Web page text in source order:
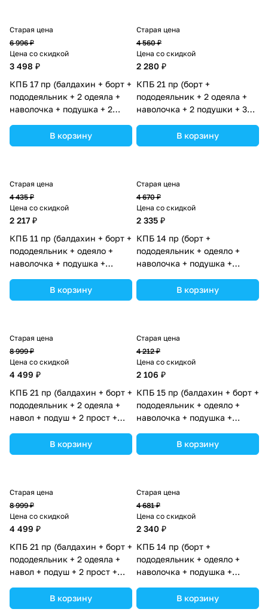
Старая цена
6 996 ₽
Цена со скидкой
3 498 ₽
КПБ 17 пр (балдахин + борт +
пододеяльник + 2 одеяла +
наволочка + подушка + 2
О-1_02) цвета в
ассортименте.
В корзину
Старая цена
4 560 ₽
Цена со скидкой
2 280 ₽
КПБ 21 пр (борт +
пододеяльник + 2 одеяла +
наволочка + 2 подушки + 3
(№1150-О-1бб_02) цвета в
ассортименте.
В корзину
Старая цена
4 435 ₽
Цена со скидкой
2 217 ₽
КПБ 11 пр (балдахин + борт +
пододеяльник + одеяло +
наволочка + подушка +
(№1154-0-1) цвета в
ассортименте.
В корзину
Старая цена
4 670 ₽
Цена со скидкой
2 335 ₽
КПБ 14 пр (борт +
пододеяльник + одеяло +
наволочка + подушка +
1бб_02) цвета в
ассортименте.
В корзину
Старая цена
8 999 ₽
Цена со скидкой
4 499 ₽
КПБ 21 пр (балдахин + борт +
пододеяльник + 2 одеяла +
навол + подуш + 2 прост +
О-1_16) цвета в
ассортименте.
В корзину
Старая цена
4 212 ₽
Цена со скидкой
2 106 ₽
КПБ 15 пр (балдахин + борт +
пододеяльник + одеяло +
наволочка + подушка +
0-1_05) цвета в
ассортименте.
В корзину
Старая цена
8 999 ₽
Цена со скидкой
4 499 ₽
КПБ 21 пр (балдахин + борт +
пододеяльник + 2 одеяла +
навол + подуш + 2 прост +
О-1_29) цвета в
ассортименте.
В корзину
Старая цена
4 681 ₽
Цена со скидкой
2 340 ₽
КПБ 14 пр (борт +
пододеяльник + одеяло +
наволочка + подушка +
1бб_08) цвета в
ассортименте.
В корзину